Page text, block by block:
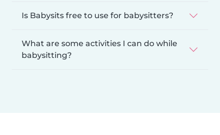
Is Babysits free to use for babysitters?
What are some activities I can do while
babysitting?